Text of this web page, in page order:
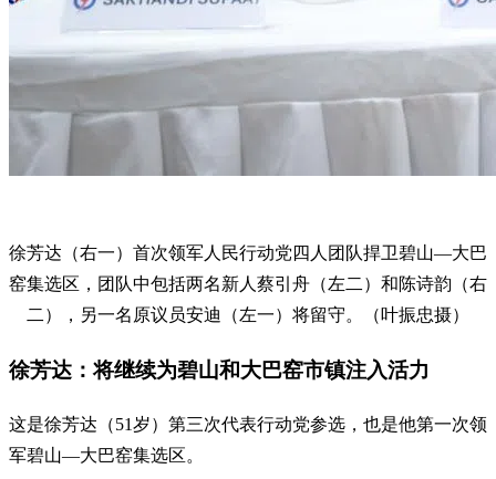
徐芳达（右一）首次领军人民行动党四人团队捍卫碧山—大巴
窑集选区，团队中包括两名新人蔡引舟（左二）和陈诗韵（右
二），另一名原议员安迪（左一）将留守。（叶振忠摄）
徐芳达：将继续为碧山和大巴窑市镇注入活力
这是徐芳达（51岁）第三次代表行动党参选，也是他第一次领
军碧山—大巴窑集选区。